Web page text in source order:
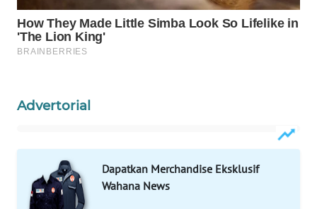
Advertorial
Dapatkan Merchandise Eksklusif
Wahana News
WAHANA
SELEB
WAHANA
HEALTH